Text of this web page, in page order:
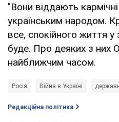
"Вони віддають
українським народом.
все, спокійного життя
буде. Про деяких з них
найближчим часом.
Росія Війна в Україні
Редакційна політика